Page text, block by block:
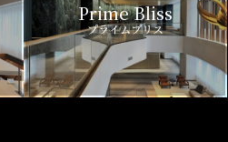
Prime Bliss
プライムブリス